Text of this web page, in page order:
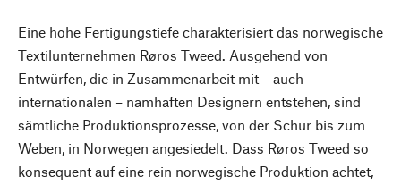
Eine hohe Fertigungstiefe charakterisiert das norwegische
Textilunternehmen Røros Tweed. Ausgehend von
Entwürfen, die in Zusammenarbeit mit – auch
internationalen – namhaften Designern entstehen, sind
sämtliche Produktionsprozesse, von der Schur bis zum
Weben, in Norwegen angesiedelt. Dass Røros Tweed so
konsequent auf eine rein norwegische Produktion achtet,